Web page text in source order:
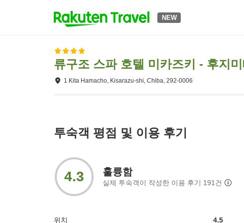
NEW
류구조 스파 호텔 미카즈키 - 후지
1 Kita Hamacho, Kisarazu-shi, Chiba, 292-0006
투숙객 평점 및 이용 후기
4.3 훌륭함
실제 투숙객이 작성한 이용 후기 191 건
위치 4.5